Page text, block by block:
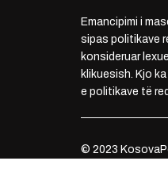
Emancipimi i
sipas politikave
konsideruar
klikuesish. Kjo
e politikave të
© 2023